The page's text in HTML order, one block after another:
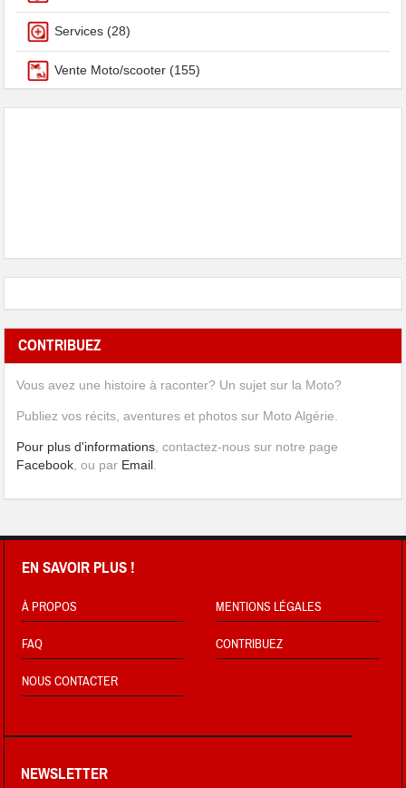
Services (28)
Vente Moto/scooter (155)
CONTRIBUEZ
Vous avez une histoire à raconter? Un sujet sur la Moto?
Publiez vos récits, aventures et photos sur Moto Algérie.
Pour plus d'informations , contactez-nous sur notre page
Facebook , ou par Email
EN SAVOIR PLUS !
À PROPOS MENTIONS LÉGALES
FAQ CONTRIBUEZ
NOUS CONTACTER
NEWSLETTER